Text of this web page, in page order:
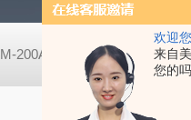
欢迎您
来自
您的
M-200A微动摩擦磨损实验机